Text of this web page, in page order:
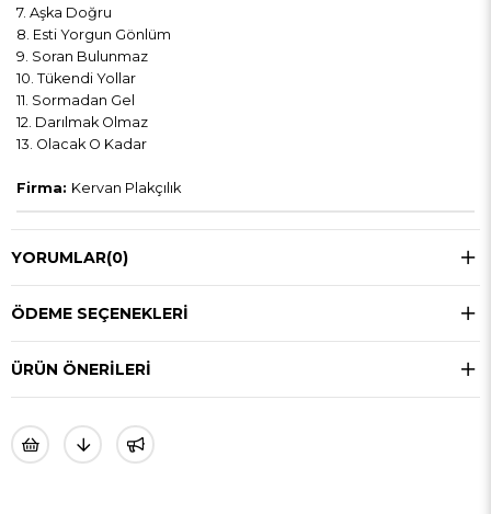
7. Aşka Doğru
8. Esti Yorgun Gönlüm
9. Soran Bulunmaz
10. Tükendi Yollar
11. Sormadan Gel
12. Darılmak Olmaz
13. Olacak O Kadar
Firma: Kervan Plakçılık
YORUMLAR(0)
ÖDEME SEÇENEKLERI
ÜRÜN ÖNERILERI